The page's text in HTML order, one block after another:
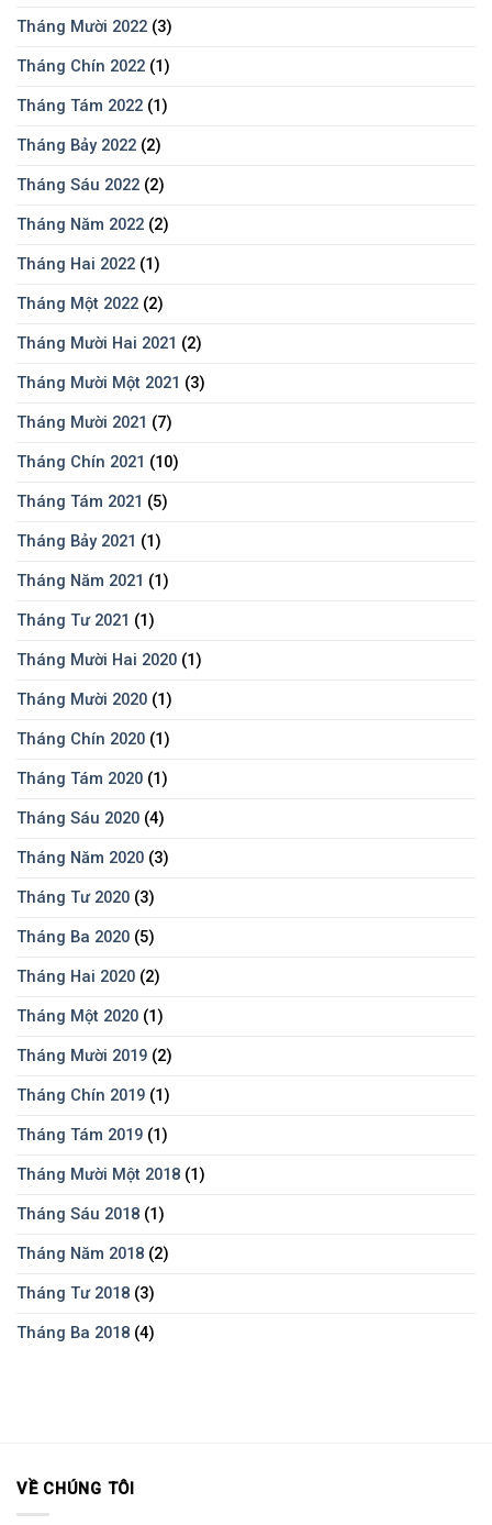
Tháng Mười 2022 (3)
Tháng Chín 2022 (1)
Tháng Tám 2022 (1)
Tháng Bảy 2022 (2)
Tháng Sáu 2022 (2)
Tháng Năm 2022 (2)
Tháng Hai 2022 (1)
Tháng Một 2022 (2)
Tháng Mười Hai 2021 (2)
Tháng Mười Một 2021 (3)
Tháng Mười 2021 (7)
Tháng Chín 2021 (10)
Tháng Tám 2021 (5)
Tháng Bảy 2021 (1)
Tháng Năm 2021 (1)
Tháng Tư 2021 (1)
Tháng Mười Hai 2020 (1)
Tháng Mười 2020 (1)
Tháng Chín 2020 (1)
Tháng Tám 2020 (1)
Tháng Sáu 2020 (4)
Tháng Năm 2020 (3)
Tháng Tư 2020 (3)
Tháng Ba 2020 (5)
Tháng Hai 2020 (2)
Tháng Một 2020 (1)
Tháng Mười 2019 (2)
Tháng Chín 2019 (1)
Tháng Tám 2019 (1)
Tháng Mười Một 2018 (1)
Tháng Sáu 2018 (1)
Tháng Năm 2018 (2)
Tháng Tư 2018 (3)
Tháng Ba 2018 (4)
VỀ CHÚNG TÔI